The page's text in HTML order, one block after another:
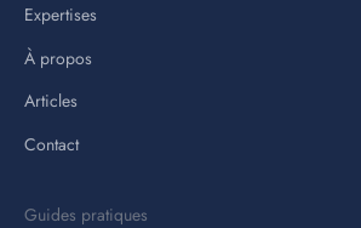
Expertises
À propos
Articles
Contact
Guides pratiques